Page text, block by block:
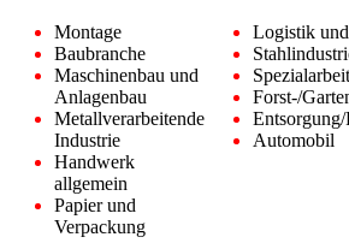
Montage
Baubranche
Maschinenbau und
Anlagenbau
Metallverarbeitende
Industrie
Handwerk
allgemein
Papier und
Verpackung
Logistik
Forst-/
Automobil